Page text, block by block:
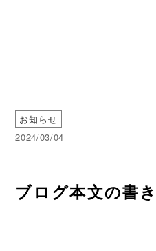
お知らせ
2024/03/04
ブログ本文の書